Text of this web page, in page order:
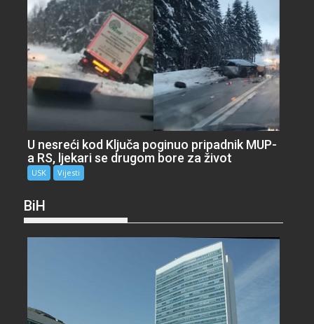
U nesreći kod Ključa poginuo pripadnik MUP-
a RS, ljekari se drugom bore za život
USK Vijesti
BiH